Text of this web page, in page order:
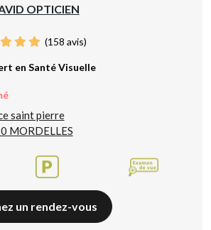
OPTICIEN
(158 avis)
en Santé Visuelle
saint pierre
MORDELLES
un rendez-vous